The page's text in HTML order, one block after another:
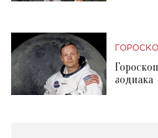
зодиака